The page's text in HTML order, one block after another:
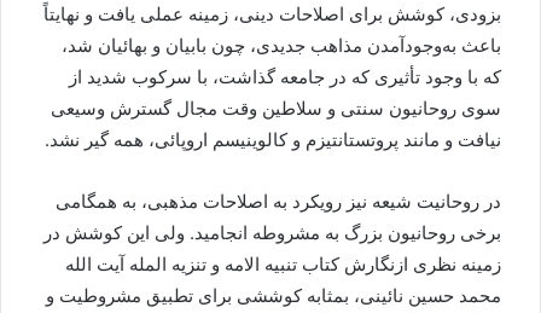
بزودی، کوشش برای اصلاحات دینی، زمینه عملی یافت و نهایتاً
باعث به‌وجودآمدن مذاهب جدیدی، چون بابیان و بهائیان شد،
که با وجود تأثیری که در جامعه گذاشت، با سرکوب شدید از
سوی روحانیون سنتی و سلاطین وقت مجال گسترش وسیعی
نیافت و مانند پروتستانتیزم و کالوینیسم اروپائی، همه گیر نشد.
در روحانیت شیعه نیز رویکرد به اصلاحات مذهبی، به همگامی
برخی روحانیون بزرگ به مشروطه انجامید. ولی این کوشش در
زمینه نظری ازنگارش کتاب تنبیه الامه و تنزیه المله آیت الله
محمد حسین نائینی، بمثابه کوششی برای تطبیق مشروطیت و